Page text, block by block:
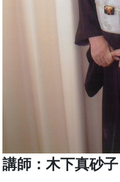
講師：木下真砂子